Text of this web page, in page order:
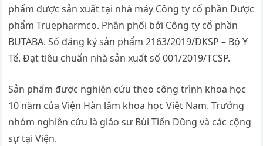
phẩm được sản xuất tại nhà máy Công ty cổ phần Dược
phẩm Truepharmco. Phân phối bởi Công ty cổ phần
BUTABA. Số đăng ký sản phẩm 2163/2019/ĐKSP – Bộ Y
Tế. Đạt tiêu chuẩn nhà sản xuất số 001/2019/TCSP.
Sản phẩm được nghiên cứu theo công trình khoa học
10 năm của Viện Hàn lâm khoa học Việt Nam. Trưởng
nhóm nghiên cứu là giáo sư Bùi Tiến Dũng và các cộng
sự tại Viện.